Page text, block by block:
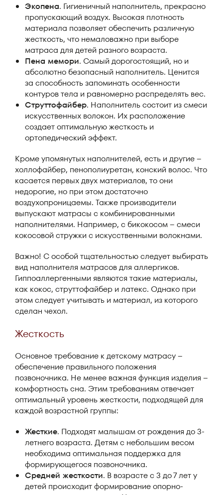
Экопена. Гигиеничный наполнитель, прекрасно
пропускающий воздух. Высокая плотность
материала позволяет обеспечить различную
жесткость, что немаловажно при выборе
матраса для детей разного возраста.
Пена мемори. Самый дорогостоящий, но и
абсолютно безопасный наполнитель. Ценится
за способность запоминать особенности
контуров тела и равномерно распределять вес.
Струттофайбер. Наполнитель состоит из смеси
искусственных волокон. Их расположение
создает оптимальную жесткость и
ортопедический эффект.
Кроме упомянутых наполнителей, есть и другие –
холлофайбер, пенополиуретан, конский волос. Что
касается первых двух материалов, то они
недорогие, но при этом достаточно
воздухопроницаемы. Также производители
выпускают матрасы с комбинированными
наполнителями. Например, с бикокосом – смеси
кокосовой стружки с искусственными волокнами.
Важно! С особой тщательностью следует выбирать
вид наполнителя матрасов для аллергиков.
Гиппоаллергенными являются такие материалы,
как кокос, струттофайбер и латекс. Однако при
этом следует учитывать и материал, из которого
сделан чехол.
Жесткость
Основное требование к детскому матрасу –
обеспечение правильного положения
позвоночника. Не менее важная функция изделия –
комфортность сна. Этим требованиям отвечает
оптимальный уровень жесткости, подходящей для
каждой возрастной группы:
Жесткие. Подходят малышам от рождения до 3-
летнего возраста. Детям с небольшим весом
необходима оптимальная поддержка для
формирующегося позвоночника.
Средней жесткости. В возрасте с 3 до 7 лет у
детей происходит формирование опорно-